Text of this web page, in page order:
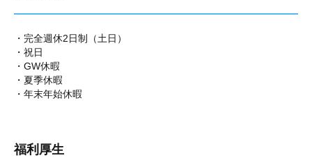
・完全週休2日制（土日）
・祝日
・GW休暇
・夏季休暇
・年末年始休暇
福利厚生